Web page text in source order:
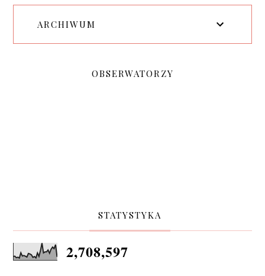
ARCHIWUM
OBSERWATORZY
STATYSTYKA
2,708,597